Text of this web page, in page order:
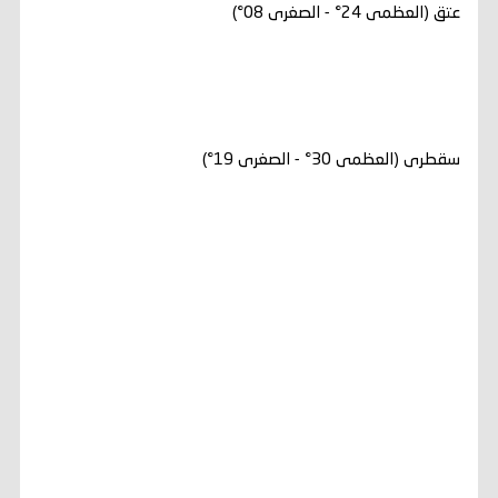
عتق (العظمى 24° - الصغرى 08°)
سقطرى (العظمى 30° - الصغرى 19°)